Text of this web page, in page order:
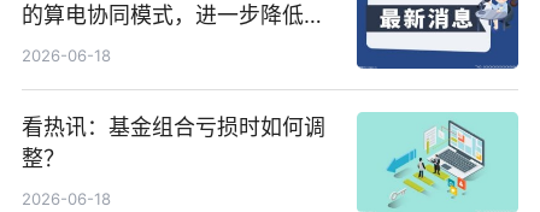
的算电协同模式，进一步降低网
络传输时延_最资讯
2026-06-18
看热讯：基金组合亏损时如何调
整？
2026-06-18